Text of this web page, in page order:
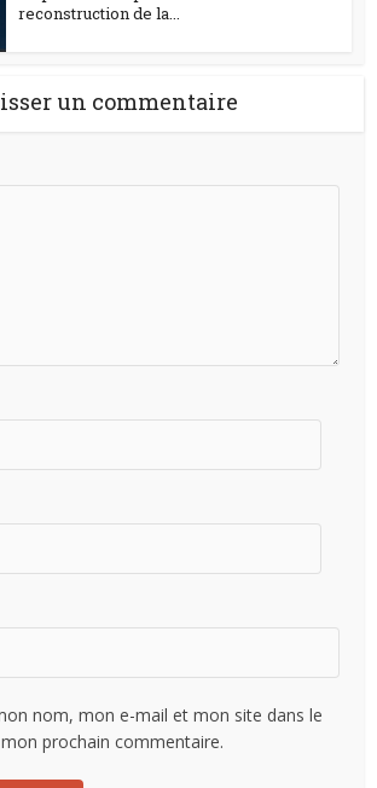
reconstruction de la...
un commentaire
nom, mon e-mail et mon site dans le
prochain commentaire.